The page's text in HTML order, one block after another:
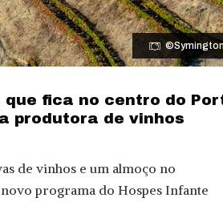
fica no centro do
produtora de vinhos
de vinhos e um almoço no
novo programa do Hospes Infante